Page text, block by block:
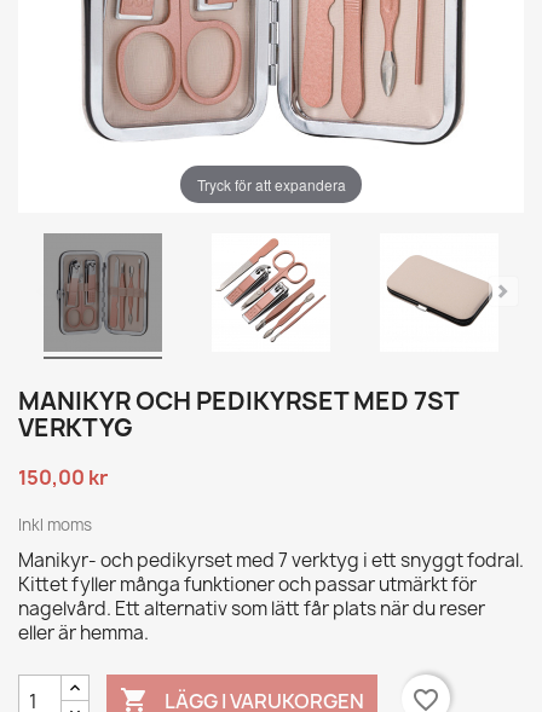
Tryck för att expandera
MANIKYR OCH PEDIKYRSET MED 7ST
VERKTYG
150,00 kr
Inkl moms
Manikyr- och pedikyrset med 7 verktyg i ett snyggt fodral.
Kittet fyller många funktioner och passar utmärkt för
nagelvård. Ett alternativ som lätt får plats när du reser
eller är hemma.
 LÄGG I VARUKORGEN favorite_border